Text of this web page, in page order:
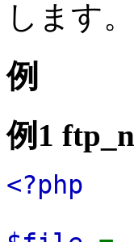
します。
例
例1
<?php